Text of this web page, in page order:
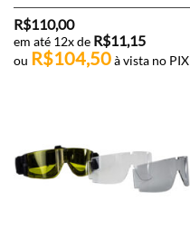
R$110,00
em até 12x de R$11,15
ou R$104,50 à vista no PIX